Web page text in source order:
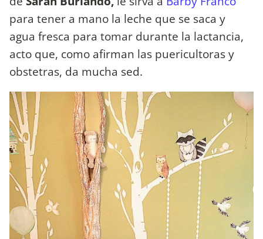
para tener a mano la leche que se saca y
agua fresca para tomar durante la lactancia,
acto que, como afirman las puericultoras y
obstetras, da mucha sed.